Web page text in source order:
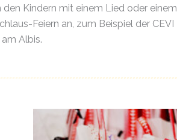
Kindern mit einem Lied oder einem
Feiern an, zum Beispiel der CEVI
Albis.